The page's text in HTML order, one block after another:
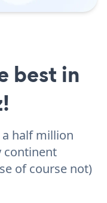
best in
a half million
continent
of course not)